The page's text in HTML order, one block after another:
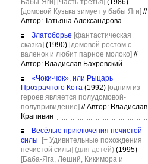
Бабы-Яги] [Часть третья] (1986)
[домовой Кузька зимует у бабы Яги] //
Автор: Татьяна Александрова
Златоборье [фантастическая
сказка] (1990) [домовой ростом с
валенок и любит парное молоко] //
Автор: Владислав Бахревский
«Чоки-чок», или Рыцарь
Прозрачного Кота (1992) [одним из
героев является полудомовой-
полупривидение] //Автор: Владислав
Крапивин
Весёлые приключения нечистой
силы
[= Удивительные похождения
нечистой силы] (для детей) (1995)
[Баба-Яга, Леший, Кикимора и